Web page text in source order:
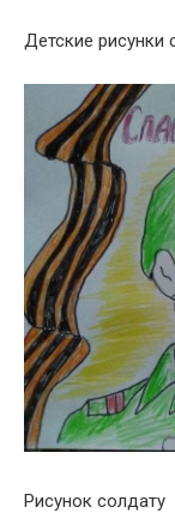
Детские рисунки
Рисунок солдату